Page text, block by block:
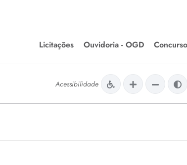
Licitações
Editais de Licitações
Chamamentos Públicos
Ouvidoria - OGD
Meio Ambiente
Acessibilidade